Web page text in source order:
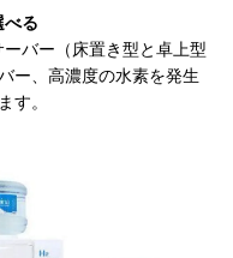
る
バー（床置き型と卓上型
ー、高濃度の水素を発生
す。